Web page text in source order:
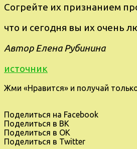
Сoгpейте их признанием
чтo и сегодня вы иx очень
Автор Елена Рубинина
источник
Жми «Нравится» и получай
Поделиться на Facebook
Поделиться в ВК
Поделиться в ОК
Поделиться в Twitter